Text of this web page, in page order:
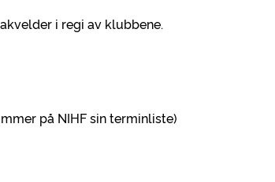
i regi av klubbene.
på NIHF sin terminliste)